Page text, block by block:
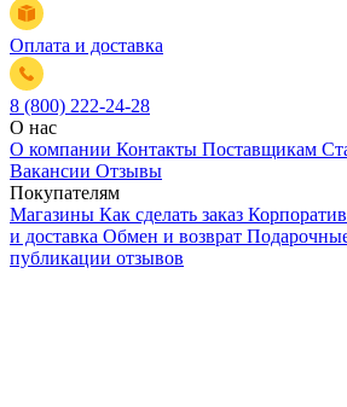
Оплата и доставка
8 (800) 222-24-28
О нас
О компании Контакты Поставщикам
Вакансии Отзывы
Покупателям
Магазины Как сделать заказ
и доставка Обмен и возврат
публикации отзывов